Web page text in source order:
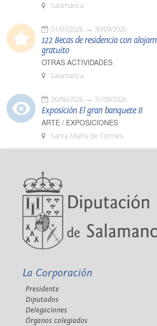
Salamanca
01/07/2026 30/09/2026
122 Becas de residencia con
gratuito
OTRAS ACTIVIDADES
Salamanca
26/06/2026 31/08/2026
Exposición El gran banquete II
ARTE / EXPOSICIONES
Santa Marta de Tormes
La Corporación
Presidente
Diputados
Delegaciones
Órganos colegiados